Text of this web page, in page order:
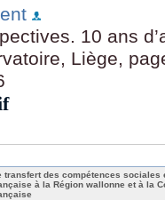
10 ans
Liège,
transfert des compétences sociales
à la Région wallonne et à la